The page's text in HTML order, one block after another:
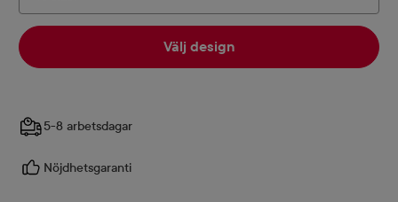
Välj design
5-8 arbetsdagar
Nöjdhetsgaranti